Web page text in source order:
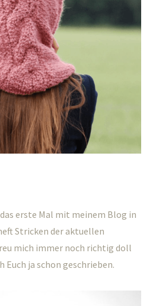
erste Mal mit meinem Blog in
Stricken der aktuellen
mich immer noch richtig doll
Euch ja schon geschrieben.